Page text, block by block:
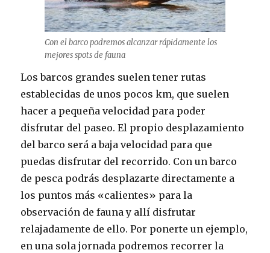
Con el barco podremos alcanzar rápidamente los
mejores spots de fauna
Los barcos grandes suelen tener rutas
establecidas de unos pocos km, que suelen
hacer a pequeña velocidad para poder
disfrutar del paseo. El propio desplazamiento
del barco será a baja velocidad para que
puedas disfrutar del recorrido. Con un barco
de pesca podrás desplazarte directamente a
los puntos más «calientes» para la
observación de fauna y allí disfrutar
relajadamente de ello. Por ponerte un ejemplo,
en una sola jornada podremos recorrer la